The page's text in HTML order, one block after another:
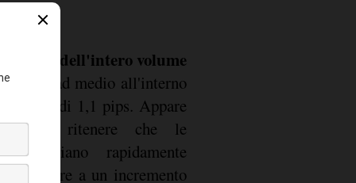
quarto dell'intero volume
lo spread medio all'interno
è di 1,1 pips. Appare
ritenere che le
si siano rapidamente
condurre a un incremento